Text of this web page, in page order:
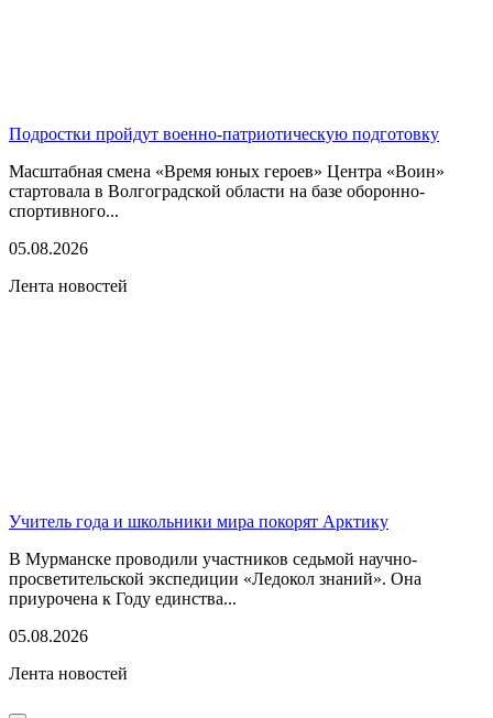
Подростки пройдут военно-патриотическую подготовку
Масштабная смена «Время юных героев» Центра «Воин»
стартовала в Волгоградской области на базе оборонно-
спортивного...
05.08.2026
Лента новостей
Учитель года и школьники мира покорят Арктику
В Мурманске проводили участников седьмой научно-
просветительской экспедиции «Ледокол знаний». Она
приурочена к Году единства...
05.08.2026
Лента новостей